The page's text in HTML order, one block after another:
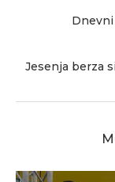
Dnevni
Jesenja berza